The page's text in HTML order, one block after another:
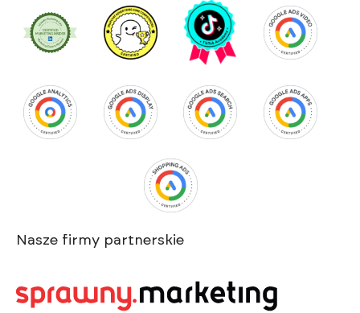
Nasze firmy partnerskie